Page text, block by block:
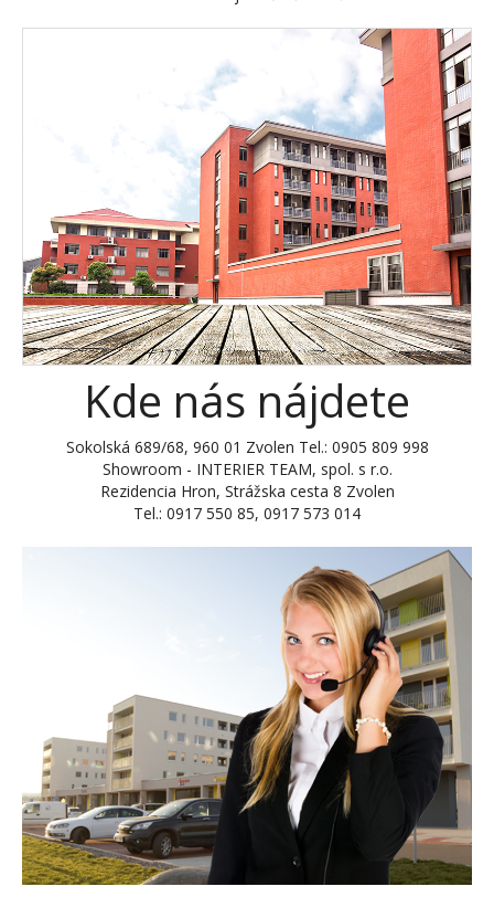
Kde nás nájdete
Sokolská 689/68, 960 01 Zvolen Tel.: 0905 809 998
Showroom - INTERIER TEAM, spol. s r.o.
Rezidencia Hron, Strážska cesta 8 Zvolen
Tel.: 0917 550 85, 0917 573 014